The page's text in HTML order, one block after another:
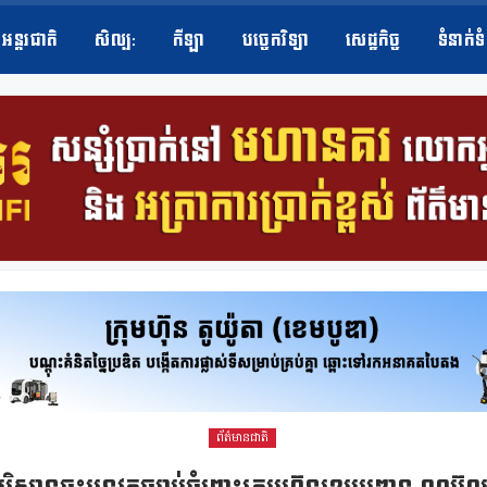
អន្តរជាតិ សិល្ប​: កីឡា បច្ចេកវិទ្យា សេដ្ឋកិច្ច ទំនាក់
ព័ត៌មានជាតិ